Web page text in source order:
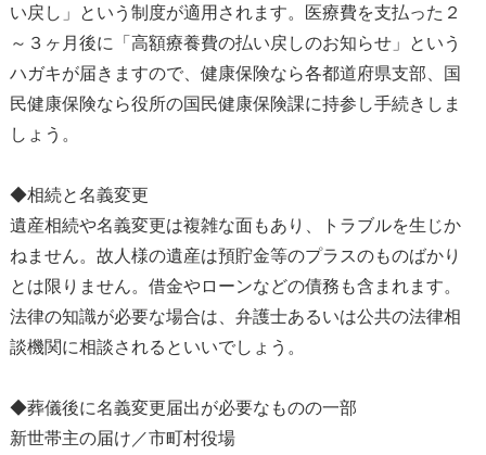
い戻し」という制度が適用されます。医療費を支払った２
～３ヶ月後に「高額療養費の払い戻しのお知らせ」という
ハガキが届きますので、健康保険なら各都道府県支部、国
民健康保険なら役所の国民健康保険課に持参し手続きしま
しょう。
◆相続と名義変更
遺産相続や名義変更は複雑な面もあり、トラブルを生じか
ねません。故人様の遺産は預貯金等のプラスのものばかり
とは限りません。借金やローンなどの債務も含まれます。
法律の知識が必要な場合は、弁護士あるいは公共の法律相
談機関に相談されるといいでしょう。
◆葬儀後に名義変更届出が必要なものの一部
新世帯主の届け／市町村役場